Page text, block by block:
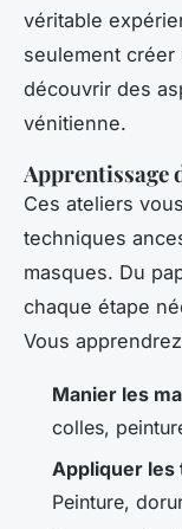
véritable
seulement créer
découvrir des
vénitienne.
Apprentissage
Ces ateliers
techniques
masques. Du
chaque étape
Vous
Manier les
colles,
Appliquer les
Peinture,